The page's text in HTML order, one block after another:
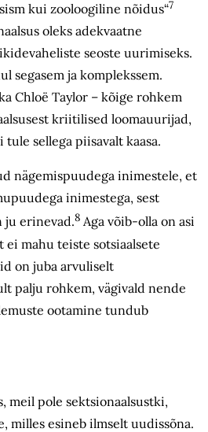
kui zooloogiline nõidus“7
oleks adekvaatne
seoste uurimiseks.
segasem ja komplekssem.
Chloë Taylor – kõige rohkem
kriitilised loomauurijad,
sellega piisavalt kaasa.
nägemispuudega inimestele, et
inimestega, sest
ju erinevad.8 Aga võib-olla on asi
ei mahu teiste sotsiaalsete
on juba arvuliselt
palju rohkem, vägivald nende
ootamine tundub
meil pole sektsionaalsustki,
milles esineb ilmselt uudissõna.